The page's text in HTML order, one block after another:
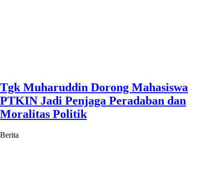
Tgk Muharuddin Dorong Mahasiswa
PTKIN Jadi Penjaga Peradaban dan
Moralitas Politik
Berita